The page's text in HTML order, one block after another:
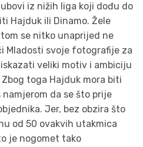
iz nižih liga koji dođu do
Hajduk ili Dinamo. Žele
se nitko unaprijed ne
Mladosti svoje fotografije za
veliki motiv i ambiciju
toga Hajduk mora biti
da se što prije
Jer, bez obzira što
od 50 ovakvih utakmica
je nogomet tako